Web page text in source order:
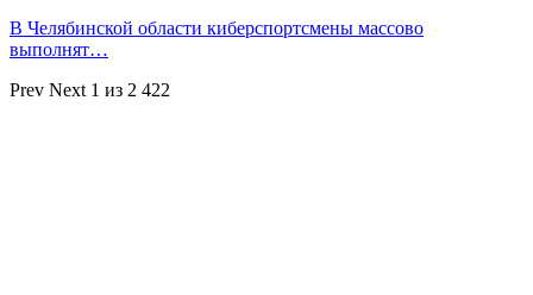
В Челябинской области киберспортсмены массово
выполнят…
Prev Next 1 из 2 422